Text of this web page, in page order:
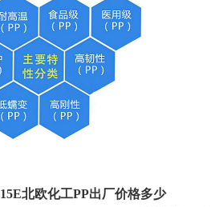
北欧化工PP出厂价格多少